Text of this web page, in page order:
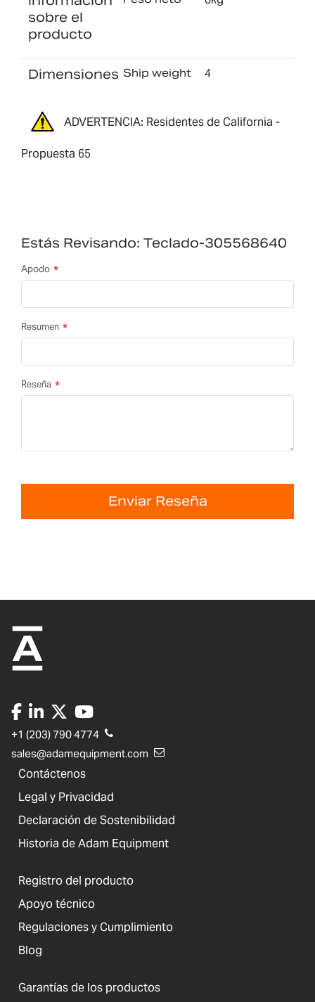
sobre el
producto
Dimensiones Ship weight 4
ADVERTENCIA: Residentes de California -
Propuesta 65
Estás Revisando: Teclado-305568640
Apodo
Resumen
Reseña
Enviar Reseña
+1 (203) 790 4774
sales@adamequipment.com
Contáctenos
Legal y Privacidad
Declaración de Sostenibilidad
Historia de Adam Equipment
Registro del producto
Apoyo técnico
Regulaciones y Cumplimiento
Blog
Garantías de los productos